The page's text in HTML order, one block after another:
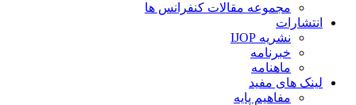
مجموعه مقالات کنفرانس ها
انتشارات
نشریه IJOP
خبرنامه
ماهنامه
لینک های مفید
مفاهیم پایه